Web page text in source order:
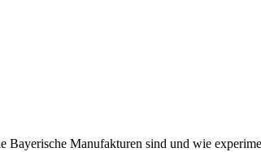
Manufakturen sind und wie